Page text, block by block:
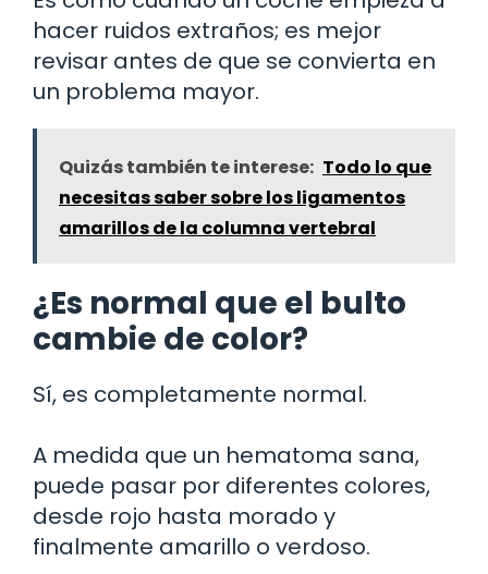
hacer ruidos extraños; es mejor
revisar antes de que se convierta en
un problema mayor.
Quizás también te interese: Todo lo que
necesitas saber sobre los ligamentos
amarillos de la columna vertebral
¿Es normal que el bulto
cambie de color?
Sí, es completamente normal.
A medida que un hematoma sana,
puede pasar por diferentes colores,
desde rojo hasta morado y
finalmente amarillo o verdoso.